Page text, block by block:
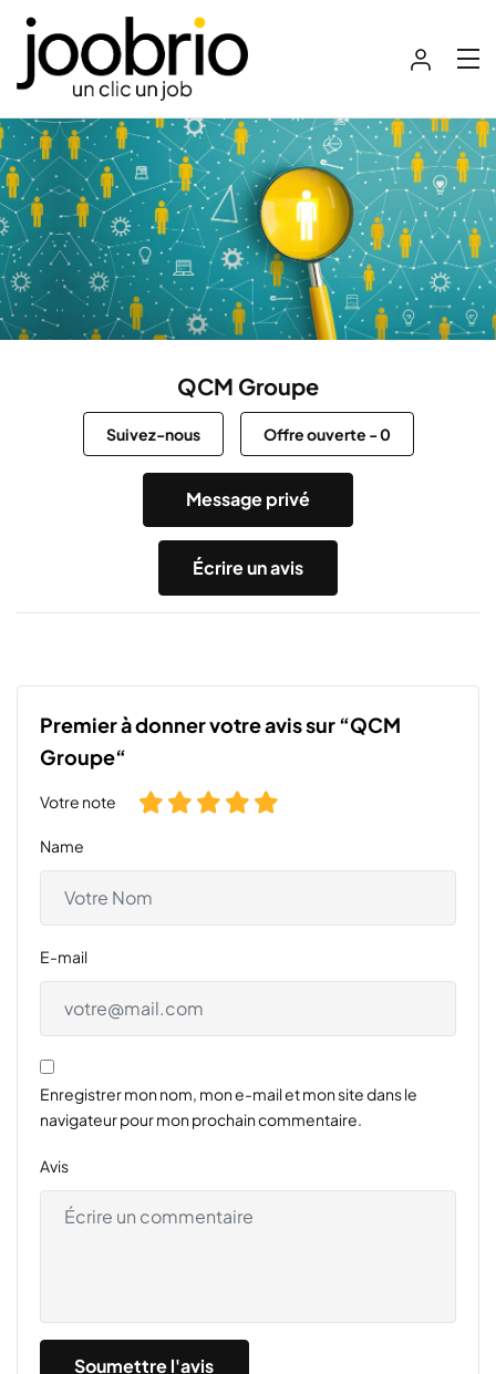
QCM Groupe
Suivez-nous Offre ouverte -0
Message privé
Écrire un avis
Premier à donner votre avis sur “QCM
Groupe“
Votre note
Name
E-mail
Enregistrer mon nom, mon e-mail et mon site dans le
navigateur pour mon prochain commentaire.
Avis